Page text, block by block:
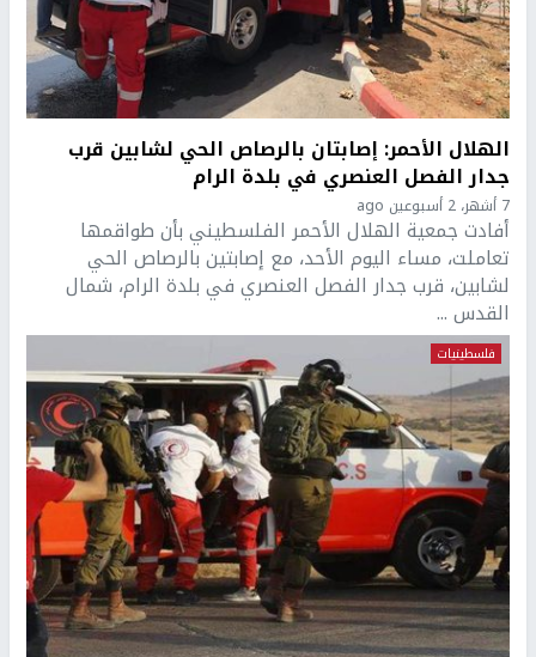
الهلال الأحمر: إصابتان بالرصاص الحي لشابين قرب
جدار الفصل العنصري في بلدة الرام
7 أشهر، 2 أسبوعين ago
أفادت جمعية الهلال الأحمر الفلسطيني بأن طواقمها
تعاملت، مساء اليوم الأحد، مع إصابتين بالرصاص الحي
لشابين، قرب جدار الفصل العنصري في بلدة الرام، شمال
القدس ...
فلسطينيات